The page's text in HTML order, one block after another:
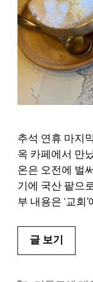
추석 연휴 마지
옥 카페에서 만
온은 오전에 벌
기에 국산 팥으
부 내용은 ‘교회’
글 보기